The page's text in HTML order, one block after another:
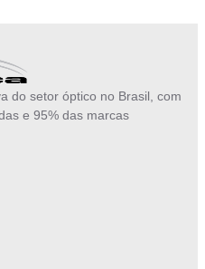
do setor óptico no Brasil, com
e 95% das marcas